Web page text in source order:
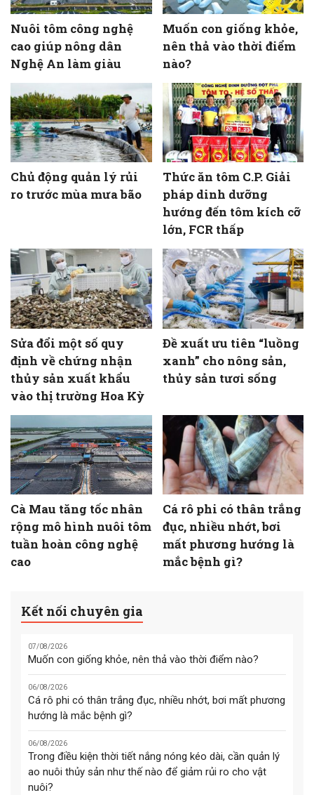
Nuôi tôm công nghệ
cao giúp nông dân
Nghệ An làm giàu
Muốn con giống khỏe,
nên thả vào thời điểm
nào?
Chủ động quản lý rủi
ro trước mùa mưa bão
Thức ăn tôm C.P. Giải
pháp dinh dưỡng
hướng đến tôm kích cỡ
lớn, FCR thấp
Sửa đổi một số quy
định về chứng nhận
thủy sản xuất khẩu
vào thị trường Hoa Kỳ
Đề xuất ưu tiên “luồng
xanh” cho nông sản,
thủy sản tươi sống
Cà Mau tăng tốc nhân
rộng mô hình nuôi tôm
tuần hoàn công nghệ
cao
Cá rô phi có thân trắng
đục, nhiều nhớt, bơi
mất phương hướng là
mắc bệnh gì?
Kết nối chuyên gia
07/08/2026
Muốn con giống khỏe, nên thả vào thời điểm nào?
06/08/2026
Cá rô phi có thân trắng đục, nhiều nhớt, bơi mất phương
hướng là mắc bệnh gì?
06/08/2026
Trong điều kiện thời tiết nắng nóng kéo dài, cần quản lý
ao nuôi thủy sản như thế nào để giảm rủi ro cho vật
nuôi?